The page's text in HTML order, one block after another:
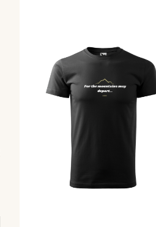
Koszulki Chrześcijańskie